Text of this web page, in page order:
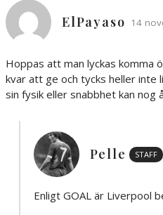
ElPayaso 14
Hoppas att man lyckas komma
kvar att ge och tycks heller inte
sin fysik eller snabbhet kan nog
Pelle STAFF
Enligt GOAL är Liverpool